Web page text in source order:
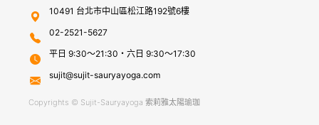
10491 台北市中山區松江路192號6樓
02-2521-5627
平日 9:30～21:30・六日 9:30～17:30
sujit@sujit-sauryayoga.com
Copyrights © Sujit-Sauryayoga 索莉雅太陽瑜珈